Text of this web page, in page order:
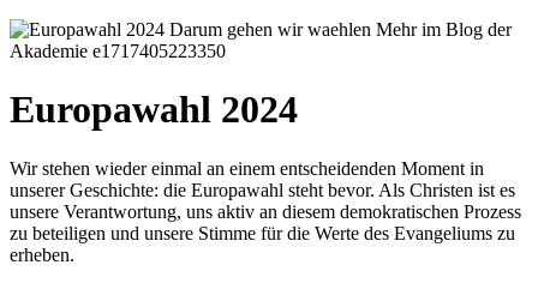
Europawahl 2024
Wir stehen wieder einmal an einem entscheidenden Moment in
unserer Geschichte: die Europawahl steht bevor. Als Christen ist es
unsere Verantwortung, uns aktiv an diesem demokratischen Prozess
zu beteiligen und unsere Stimme für die Werte des Evangeliums zu
erheben.